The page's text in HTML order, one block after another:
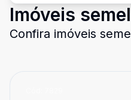
Imóveis
Confira imóveis